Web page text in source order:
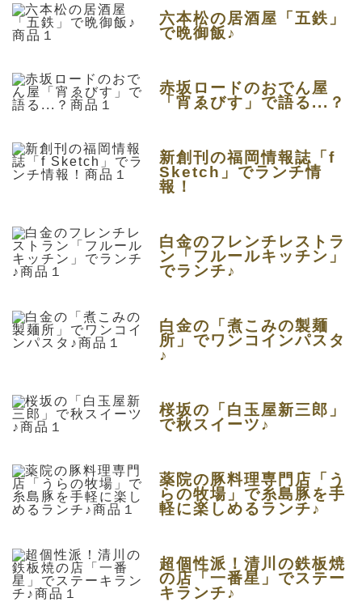
六本松の居酒屋「五鉄」
で晩御飯♪
赤坂ロードのおでん屋
「宵ゑびす」で語る...？
新創刊の福岡情報誌「f
Sketch」でランチ情
報！
白金のフレンチレストラ
ン「フルールキッチン」
でランチ♪
白金の「煮こみの製麺
所」でワンコインパスタ
♪
桜坂の「白玉屋新三郎」
で秋スイーツ♪
薬院の豚料理専門店「う
らの牧場」で糸島豚を手
軽に楽しめるランチ♪
超個性派！清川の鉄板焼
の店「一番星」でステー
キランチ♪